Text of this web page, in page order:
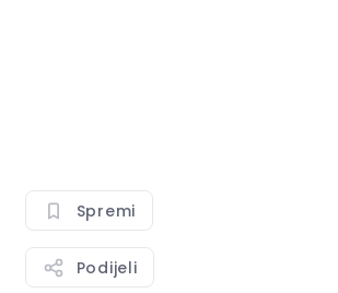
Spremi
Podijeli